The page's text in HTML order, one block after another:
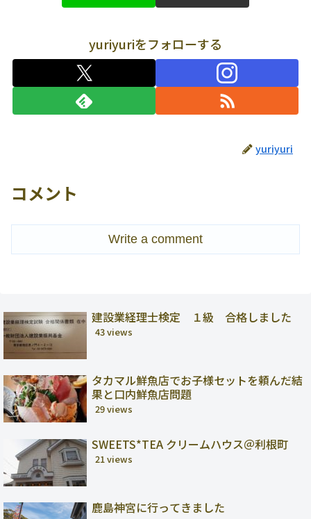
yuriyuriをフォローする
yuriyuri
コメント
Write a comment
建設業経理士検定 １級 合格しました
43 views
タカマル鮮魚店でお子様セットを頼んだ結
果と口内鮮魚店問題
29 views
SWEETS*TEA クリームハウス＠利根町
21 views
鹿島神宮に行ってきました